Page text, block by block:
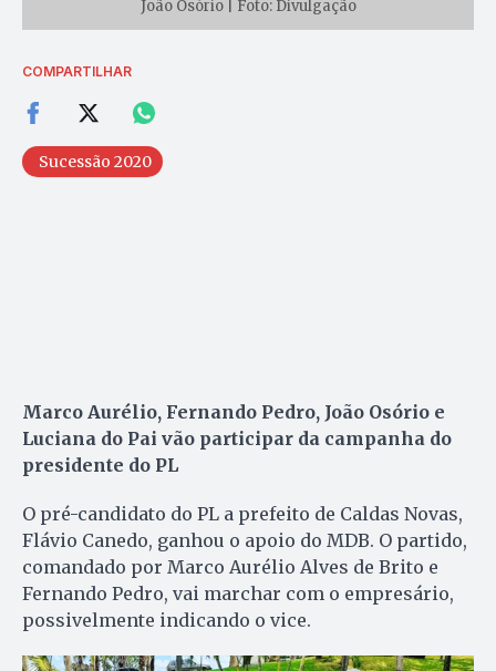
João Osório | Foto: Divulgação
COMPARTILHAR
Sucessão 2020
Marco Aurélio, Fernando Pedro, João Osório e
Luciana do Pai vão participar da campanha do
presidente do PL
O pré-candidato do PL a prefeito de Caldas Novas,
Flávio Canedo, ganhou o apoio do MDB. O partido,
comandado por Marco Aurélio Alves de Brito e
Fernando Pedro, vai marchar com o empresário,
possivelmente indicando o vice.